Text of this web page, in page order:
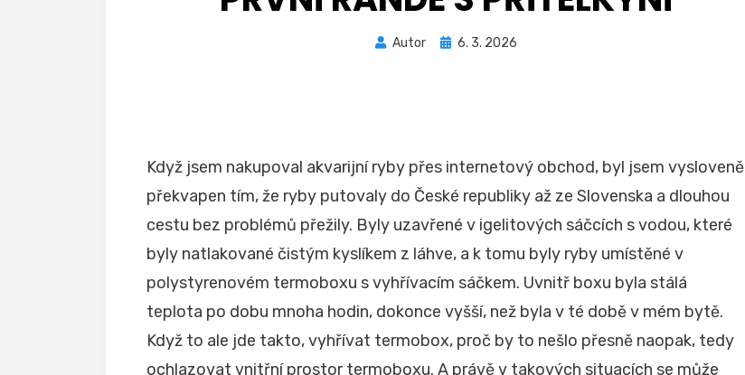
Autor
Zveřejněno
6. 3. 2026
Když jsem nakupoval akvarijní ryby přes internetový obchod, byl jsem vysloveně
překvapen tím, že ryby putovaly do České republiky až ze Slovenska a dlouhou
cestu bez problémů přežily. Byly uzavřené v igelitových sáčcích s vodou, které
byly natlakované čistým kyslíkem z láhve, a k tomu byly ryby umístěné v
polystyrenovém termoboxu s vyhřívacím sáčkem. Uvnitř boxu byla stálá
teplota po dobu mnoha hodin, dokonce vyšší, než byla v té době v mém bytě.
Když to ale jde takto, vyhřívat termobox, proč by to nešlo přesně naopak, tedy
ochlazovat vnitřní prostor termoboxu. A právě v takových situacích se může